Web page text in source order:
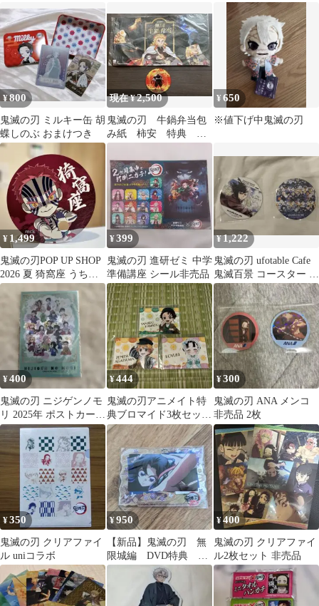
ルキーホルダー 非売品
GINZA 非売品コースタ
¥800
鬼滅の刃 ミルキー缶 胡
蝶しのぶ おまけつき
現在 ¥2,500
鬼滅の刃 牛鍋弁当包
み紙 柿安 特典 煉
獄杏寿郎 アクリルコ
ースター
¥650
※値下げ中鬼滅の刃
¥ 1,499
鬼滅の刃POP UP SHOP
2026 夏 猗窩座 うちわ
購入特典 非売品
¥399
鬼滅の刃 進研ゼミ 中学
準備講座 シール非売品
¥1,222
鬼滅の刃 ufotable Cafe
鬼滅百景 コースター 冨
岡義勇2枚セット
¥400
鬼滅の刃 ニジゲンノモ
リ 2025年 ポストカード
非売品
¥444
鬼滅の刃アニメイト特
典ブロマイド3枚セット
【炭治郎＆善逸＆恋
雪】
¥300
鬼滅の刃 ANA メンコ
非売品 2枚
¥350
鬼滅の刃 クリアファイ
ル uniコラボ
¥950
【新品】鬼滅の刃 無
限城編 DVD特典 ア
クリルキーホルダー
胡蝶しのぶ
¥400
鬼滅の刃 クリアファイ
ル2枚セット 非売品